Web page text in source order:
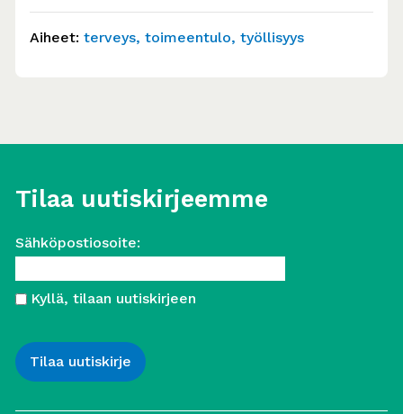
Suomen köyhyyden vastaisen verkoston (EAPN-
Fin) puheenjohtaja Leena Valkosen…
Aiheet: terveys toimeentulo työllisyys
Tilaa uutiskirjeemme
Sähköpostiosoite:
Kyllä, tilaan uutiskirjeen